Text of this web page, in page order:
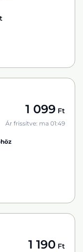
1 099 Ft
Ár frissítve: ma 01:49
1 190 Ft